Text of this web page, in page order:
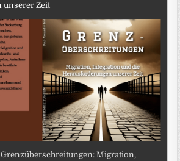
unserer Zeit
Migration,